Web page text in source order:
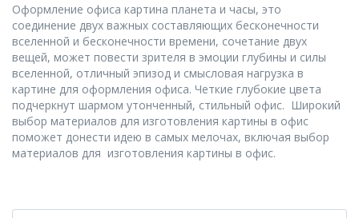
Оформление офиса картина планета и часы, это
соединение двух важных составляющих бесконечности
вселенной и бесконечности времени, сочетание двух
вещей, может повести зрителя в эмоции глубины и силы
вселенной, отличный эпизод и смысловая нагрузка в
картине для оформления офиса. Четкие глубокие цвета
подчеркнут шармом утонченный, стильный офис. Широкий
выбор материалов для изготовления картины в офис
поможет донести идею в самых мелочах, включая выбор
материалов для изготовления картины в офис.